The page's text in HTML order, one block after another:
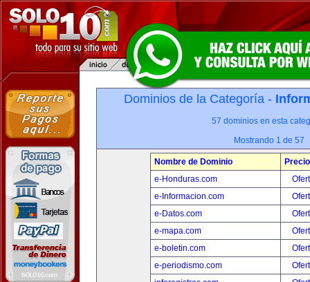
Dominios de la Categoría -
57 dominios en esta
Mostrando 1 de 57
Nombre de Dominio
Precio
e-Honduras.com
e-Informacion.com
e-Datos.com
e-mapa.com
e-boletin.com
e-periodismo.com